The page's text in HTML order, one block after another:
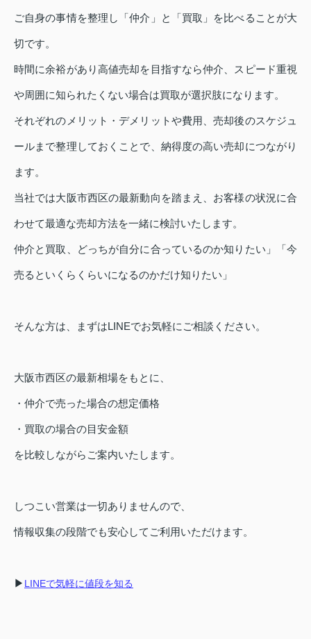
ご自身の事情を整理し「仲介」と「買取」を比べることが大
切です。
時間に余裕があり高値売却を目指すなら仲介、スピード重視
や周囲に知られたくない場合は買取が選択肢になります。
それぞれのメリット・デメリットや費用、売却後のスケジュ
ールまで整理しておくことで、納得度の高い売却につながり
ます。
当社では大阪市西区の最新動向を踏まえ、お客様の状況に合
わせて最適な売却方法を一緒に検討いたします。
仲介と買取、どっちが自分に合っているのか知りたい」「今
売るといくらくらいになるのかだけ知りたい」
そんな方は、まずはLINEでお気軽にご相談ください。
大阪市西区の最新相場をもとに、
・仲介で売った場合の想定価格
・買取の場合の目安金額
を比較しながらご案内いたします。
しつこい営業は一切ありませんので、
情報収集の段階でも安心してご利用いただけます。
▶ LINEで気軽に値段を知る